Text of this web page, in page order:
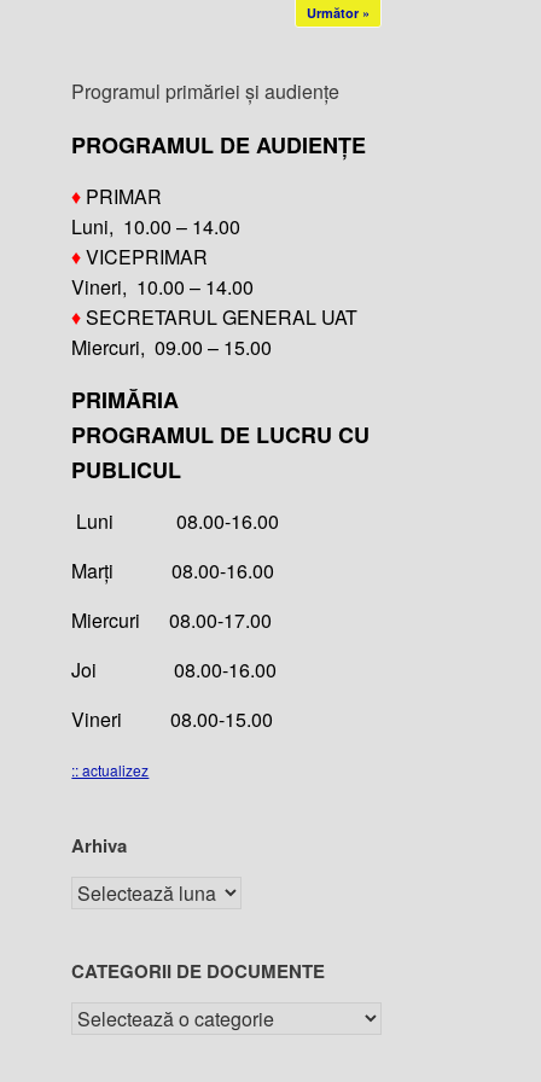
Următor »
Programul primăriei și audiențe
PROGRAMUL DE AUDIENȚE
♦ PRIMAR
Luni, 10.00 – 14.00
♦VICEPRIMAR
Vineri, 10.00 – 14.00
♦SECRETARUL GENERAL UAT
Miercuri, 09.00 – 15.00
PRIMĂRIA
PROGRAMUL DE LUCRU CU
PUBLICUL
Luni 08.00-16.00
Marți 08.00-16.00
Miercuri 08.00-17.00
Joi 08.00-16.00
Vineri 08.00-15.00
:: actualizez
Arhiva
CATEGORII DE DOCUMENTE